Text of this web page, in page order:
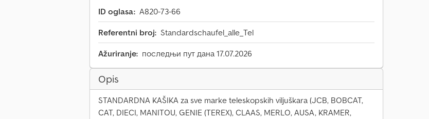
ID oglasa: A820-73-66
Referentni broj: Standardschaufel_alle_Tel
Ažuriranje: последњи пут дана 17.07.2026
Opis
STANDARDNA KAŠIKA za sve marke teleskopskih viljuškara (JCB, BOBCAT,
CAT, DIECI, MANITOU, GENIE (TEREX), CLAAS, MERLO, AUSA, KRAMER,